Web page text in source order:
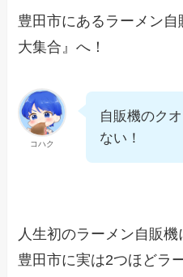
豊田市にあるラーメン
大集合』へ！
コハク
自販機のク
ない！
人生初のラーメン自販機
豊田市に実は2つほどラ